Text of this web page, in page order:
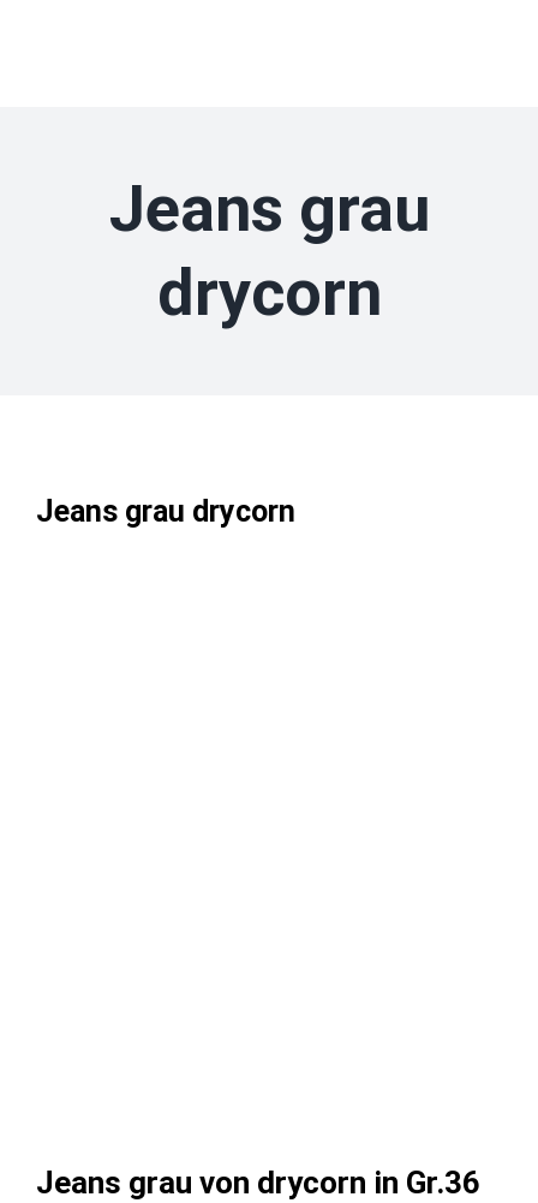
Jeans grau
drycorn
Jeans grau drycorn
Jeans grau von drycorn in Gr.36